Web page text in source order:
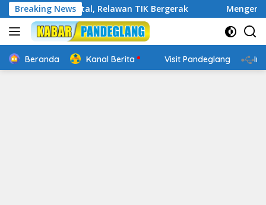
Langsung
ke
konten
Breaking News
Digital, Relawan TIK Bergerak Mengenal Website
Beranda Kanal Berita Visit Pandeglang